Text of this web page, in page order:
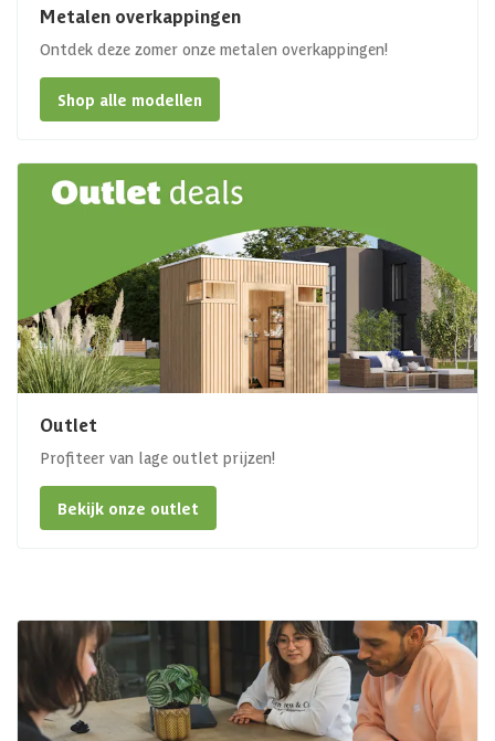
Metalen overkappingen
Ontdek deze zomer onze metalen overkappingen!
Shop alle modellen
Outlet
Profiteer van lage outlet prijzen!
Bekijk onze outlet